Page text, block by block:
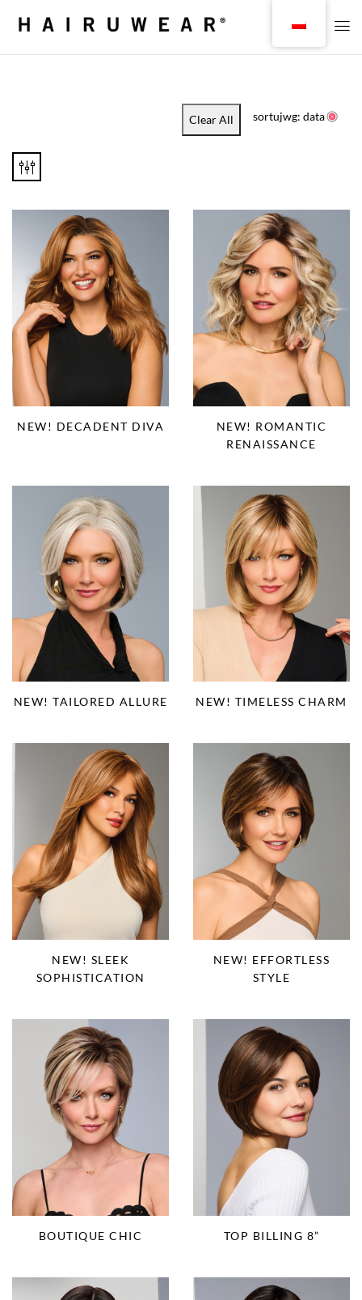
Clear All sortujwg: data
NEW! DECADENT DIVA
NEW! ROMANTIC
RENAISSANCE
NEW! TAILORED ALLURE NEW! TIMELESS CHARM
NEW! SLEEK
SOPHISTICATION
NEW! EFFORTLESS
STYLE
BOUTIQUE CHIC TOP BILLING 8”